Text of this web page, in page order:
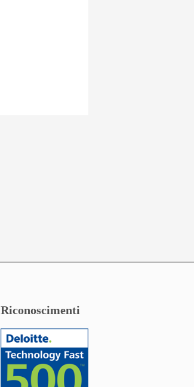
Riconoscimenti